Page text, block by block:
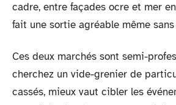
cadre, entre façades ocre et mer
fait une sortie agréable même
Ces deux marchés sont semi-
cherchez un vide-grenier de
cassés, mieux vaut cibler les